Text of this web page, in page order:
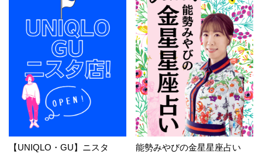
【UNIQLO・GU】ニスタ
能勢みやびの金星星座占い